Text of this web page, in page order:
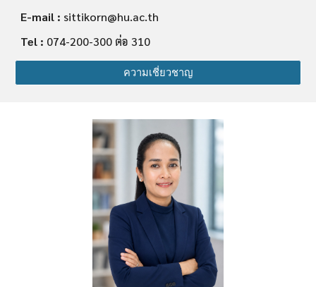
E-mail : sittikorn@hu.ac.th
Tel : 074-200-300 ต่อ 310
ความเชี่ยวชาญ